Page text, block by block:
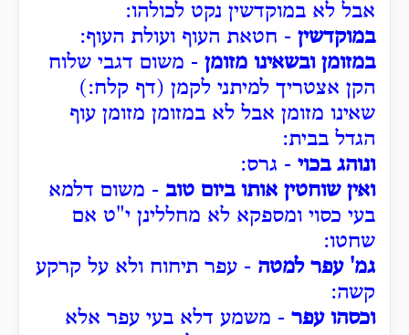
אבל לא במוקדשין נקט לכולהו:
במוקדשין - חטאת העוף ועולת העוף:
במזומן ובשאינו מזומן - משום דגבי שלוח
הקן אצטריך למיתני לקמן (דף קלח:)
שאינו מזומן אבל לא במזומן מזומן עוף
הגדל בבית:
ונוהג בכוי - גרס:
ואין שוחטין אותו ביום טוב - משום דלמא
בעי כסוי ומספקא לא מחללינן י"ט אם
שחטו:
גמ' עפר למטה - עפר תיחוח ולא על קרקע
קשה:
וכסהו עפר - משמע דלא בעי עפר אלא